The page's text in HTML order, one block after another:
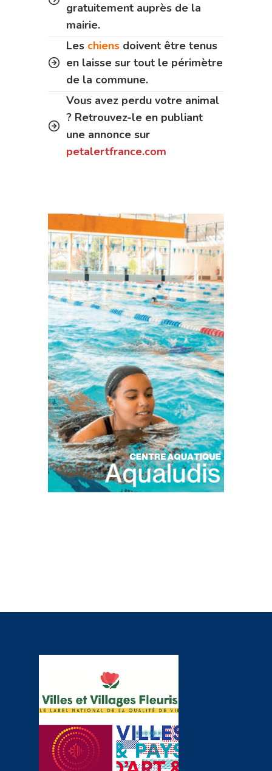
gratuitement auprès de la
mairie.
Les chiens doivent être tenus
en laisse sur tout le périmètre
de la commune.
Vous avez perdu votre animal
? Retrouvez-le en publiant
une annonce sur
petalertfrance.com